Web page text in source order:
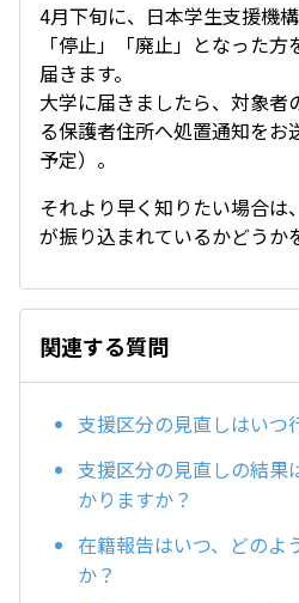
4月下旬に、日本学生支援機
「停止」「廃止」となった
届きます。
大学に届きましたら、対象者
る保護者住所へ処置通知をお
予定）。
それより早く知りたい場合は
が振り込まれているかどうか
関連する質問
支援区分の見直しはいつ
支援区分の見直しの結果
かりますか？
在籍報告はいつ、どのよ
か？